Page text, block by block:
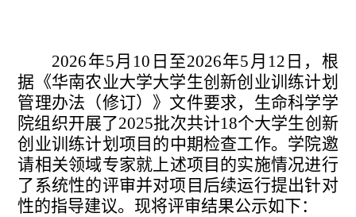
2026年5月10日至2026年5月12日 ， 根
据《华南农业大学大学生创新创业训练计划
管理办法（修订）》文件要求， 生命科学学
院组织开展了2025批次共计18个大学生创新
创业训练计划项目的中期检查工作。学院邀
请相关领域专家就上述项目的实施情况进行
了系统性的评审并对项目后续运行提出针对
性的指导建议。 现将评审结果公示如下：